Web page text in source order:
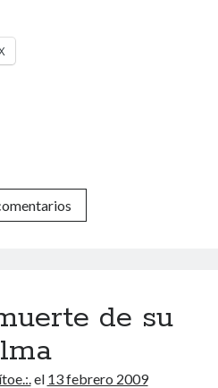
de su
el 13 febrero 2009